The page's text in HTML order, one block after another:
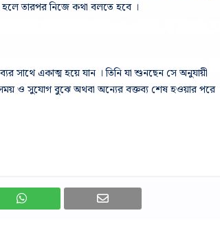
তারপর নিজে কথা বলতে হবে ।
সাথে একাত্ম হয়ে যান । তিনি যা শুনছেন সে অনুযায়ী
সময় ও সুযোগ বুঝে অথবা অন্যের বক্তব্য শেষ হওয়ার পরে